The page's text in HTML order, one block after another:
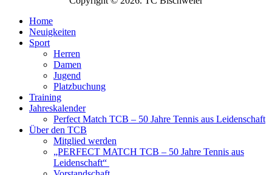
Home
Neuigkeiten
Sport
Herren
Damen
Jugend
Platzbuchung
Training
Jahreskalender
Perfect Match TCB – 50 Jahre Tennis aus Leidenschaft
Über den TCB
Mitglied werden
„PERFECT MATCH TCB – 50 Jahre Tennis aus
Leidenschaft“